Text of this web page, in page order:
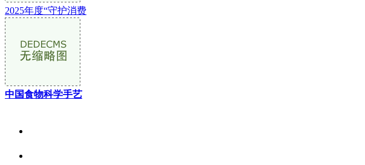
2025年度“守护消费
中国食物科学手艺